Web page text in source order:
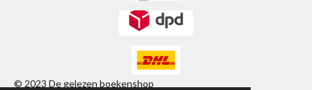
© 2023 De gelezen boekenshop